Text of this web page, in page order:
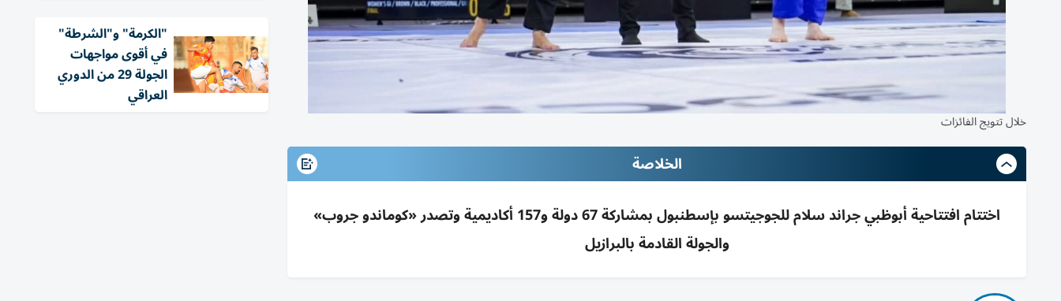
خلال تتويج الفائزات
الخلاصة
اختتام افتتاحية أبوظبي جراند سلام للجوجيتسو بإسطنبول بمشاركة 67 دولة و157 أكاديمية وتصدر «كوماندو جروب»
والجولة القادمة بالبرازيل
"الكرمة" و"الشرطة"
في أقوى مواجهات
الجولة 29 من الدوري
العراقي